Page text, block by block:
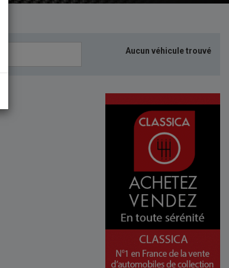
Aucun véhicule trouvé